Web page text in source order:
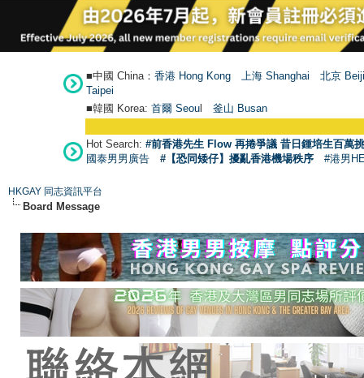
■中國 China： 香港 Hong Kong 上海 Shanghai
北京
Taipei
■韓國 Korea: 首爾 Seoul 釜山 Busan
Hot Search: #前香港先生 Flow 再捲爭議 昔日鍾培生百萬
國泰男男廣告
#【恐同矮仔】擾亂香港機場秩序 #港男
HKGAY 同志資訊平台
Board Message